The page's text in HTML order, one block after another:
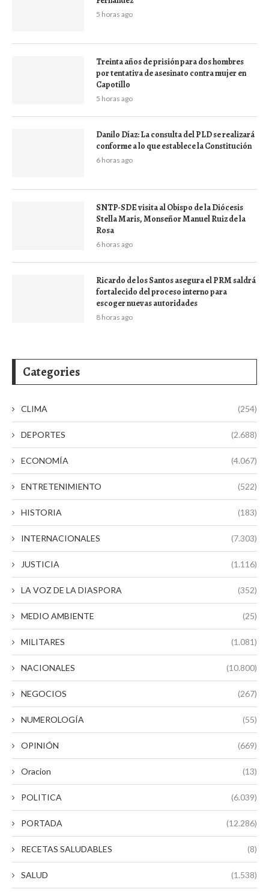
5 horas ago
Treinta años de prisión para dos hombres
por tentativa de asesinato contra mujer en
Capotillo
5 horas ago
Danilo Díaz: La consulta del PLD se realizará
conforme a lo que establece la Constitución
6 horas ago
SNTP-SDE visita al Obispo de la Diócesis
Stella Maris, Monseñor Manuel Ruiz de la
Rosa
6 horas ago
Ricardo de los Santos asegura el PRM saldrá
fortalecido del proceso interno para
escoger nuevas autoridades
8 horas ago
Categories
CLIMA (254)
DEPORTES (2.688)
ECONOMÍA (4.067)
ENTRETENIMIENTO (522)
HISTORIA (183)
INTERNACIONALES (7.303)
JUSTICIA (1.116)
LA VOZ DE LA DIASPORA (352)
MEDIO AMBIENTE (25)
MILITARES (1.081)
NACIONALES (10.800)
NEGOCIOS (267)
NUMEROLOGÍA (55)
OPINIÓN (669)
Oracion (13)
POLITICA (6.039)
PORTADA (12.286)
RECETAS SALUDABLES (8)
SALUD (1.538)